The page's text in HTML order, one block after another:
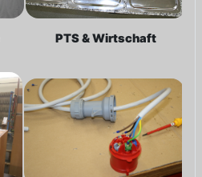
PTS & Wirtschaft